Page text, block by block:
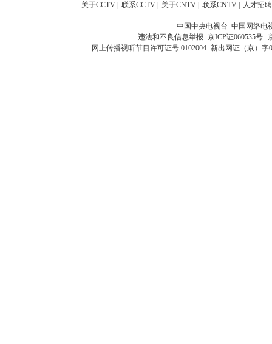
关于CCTV 联系CCTV 关于CNTV 联系CNTV 人才招聘
中国中央电视台 中国网络电
违法和不良信息举报 京ICP证060535号
网上传播视听节目许可证号 0102004 新出网证（京）